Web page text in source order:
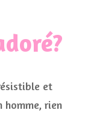
et
rien